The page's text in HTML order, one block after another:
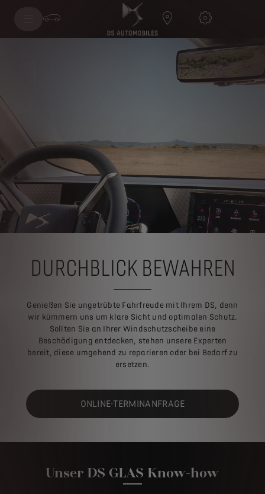
DURCHBLICK BEWAHREN
Genießen Sie ungetrübte Fahrfreude mit Ihrem DS, denn
wir kümmern uns um klare Sicht und optimalen Schutz.
Sollten Sie an Ihrer Windschutzscheibe eine
Beschädigung entdecken, stehen unsere Experten
bereit, diese umgehend zu reparieren oder bei Bedarf zu
ersetzen.
ONLINE-TERMINANFRAGE
Unser DS GLAS Know-how